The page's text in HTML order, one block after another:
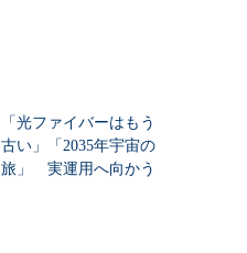
「光ファイバーはもう
古い」「2035年宇宙の
旅」 実運用へ向かう